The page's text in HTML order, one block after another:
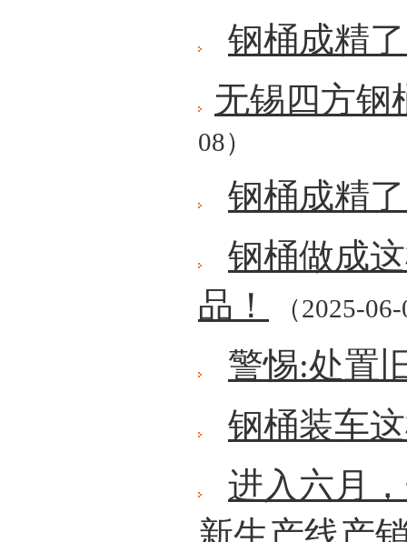
钢桶成精
无锡四方钢
08）
钢桶成精
钢桶做成
品！
（2025-
警惕:处置
钢桶装车
进入六月